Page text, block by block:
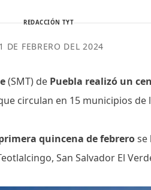
REDACCIÓN TYT
DE FEBRERO DEL 2024
(SMT) de Puebla realizó un
circulan en 15 municipios de
quincena de febrerose
San Salvador El